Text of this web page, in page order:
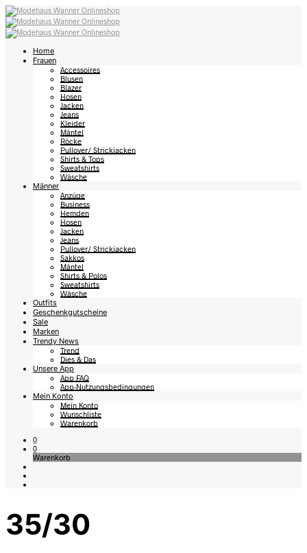
Home
Frauen
Accessoires
Blusen
Blazer
Hosen
Jacken
Jeans
Kleider
Mäntel
Röcke
Pullover/ Strickjacken
Shirts & Tops
Sweatshirts
Wäsche
Männer
Anzüge
Business
Hemden
Hosen
Jacken
Jeans
Pullover/ Strickjacken
Sakkos
Mäntel
Shirts & Polos
Sweatshirts
Wäsche
Outfits
Geschenkgutscheine
Sale
Marken
Trendy News
Trend
Dies & Das
Unsere App
App FAQ
App-Nutzungsbedingungen
Mein Konto
Mein Konto
Wunschliste
Warenkorb
0
0
Warenkorb
35/30